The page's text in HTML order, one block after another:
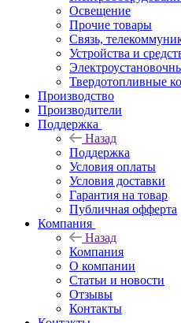
Освещение
Прочие товары
Связь,
Устройства и
Твердотопливные
Производство
Производители
Поддержка
Назад
Поддержка
Условия оплаты
Условия доставки
Гарантия на товар
Публичная офферта
Компания
Назад
Компания
О компании
Статьи и новости
Отзывы
Контакты